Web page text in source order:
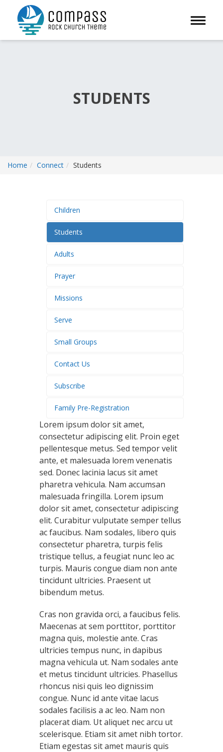
Toggle
STUDENTS
Home Connect Students
Children
Students
Adults
Prayer
Missions
Serve
Small Groups
Contact Us
Subscribe
Family Pre-Registration
Lorem ipsum dolor sit amet,
consectetur adipiscing elit. Proin eget
pellentesque metus. Sed tempor velit
ante, et malesuada lorem venenatis
sed. Donec lacinia lacus sit amet
pharetra vehicula. Nam accumsan
malesuada fringilla. Lorem ipsum
dolor sit amet, consectetur adipiscing
elit. Curabitur vulputate semper tellus
ac faucibus. Nam sodales, libero quis
consectetur pharetra, turpis felis
tristique tellus, a feugiat nunc leo ac
turpis. Mauris congue diam non ante
tincidunt ultricies. Praesent ut
bibendum metus.
Cras non gravida orci, a faucibus felis.
Maecenas at sem porttitor, porttitor
magna quis, molestie ante. Cras
ultricies tempus nunc, in dapibus
magna vehicula ut. Nam sodales ante
et metus tincidunt ultricies. Phasellus
rhoncus nisi quis leo dignissim
congue. Nunc id ante vitae lacus
sodales facilisis a ac leo. Nam non
placerat diam. Ut aliquet nec arcu ut
scelerisque. Etiam sit amet nibh tortor.
Etiam egestas sit amet mauris quis